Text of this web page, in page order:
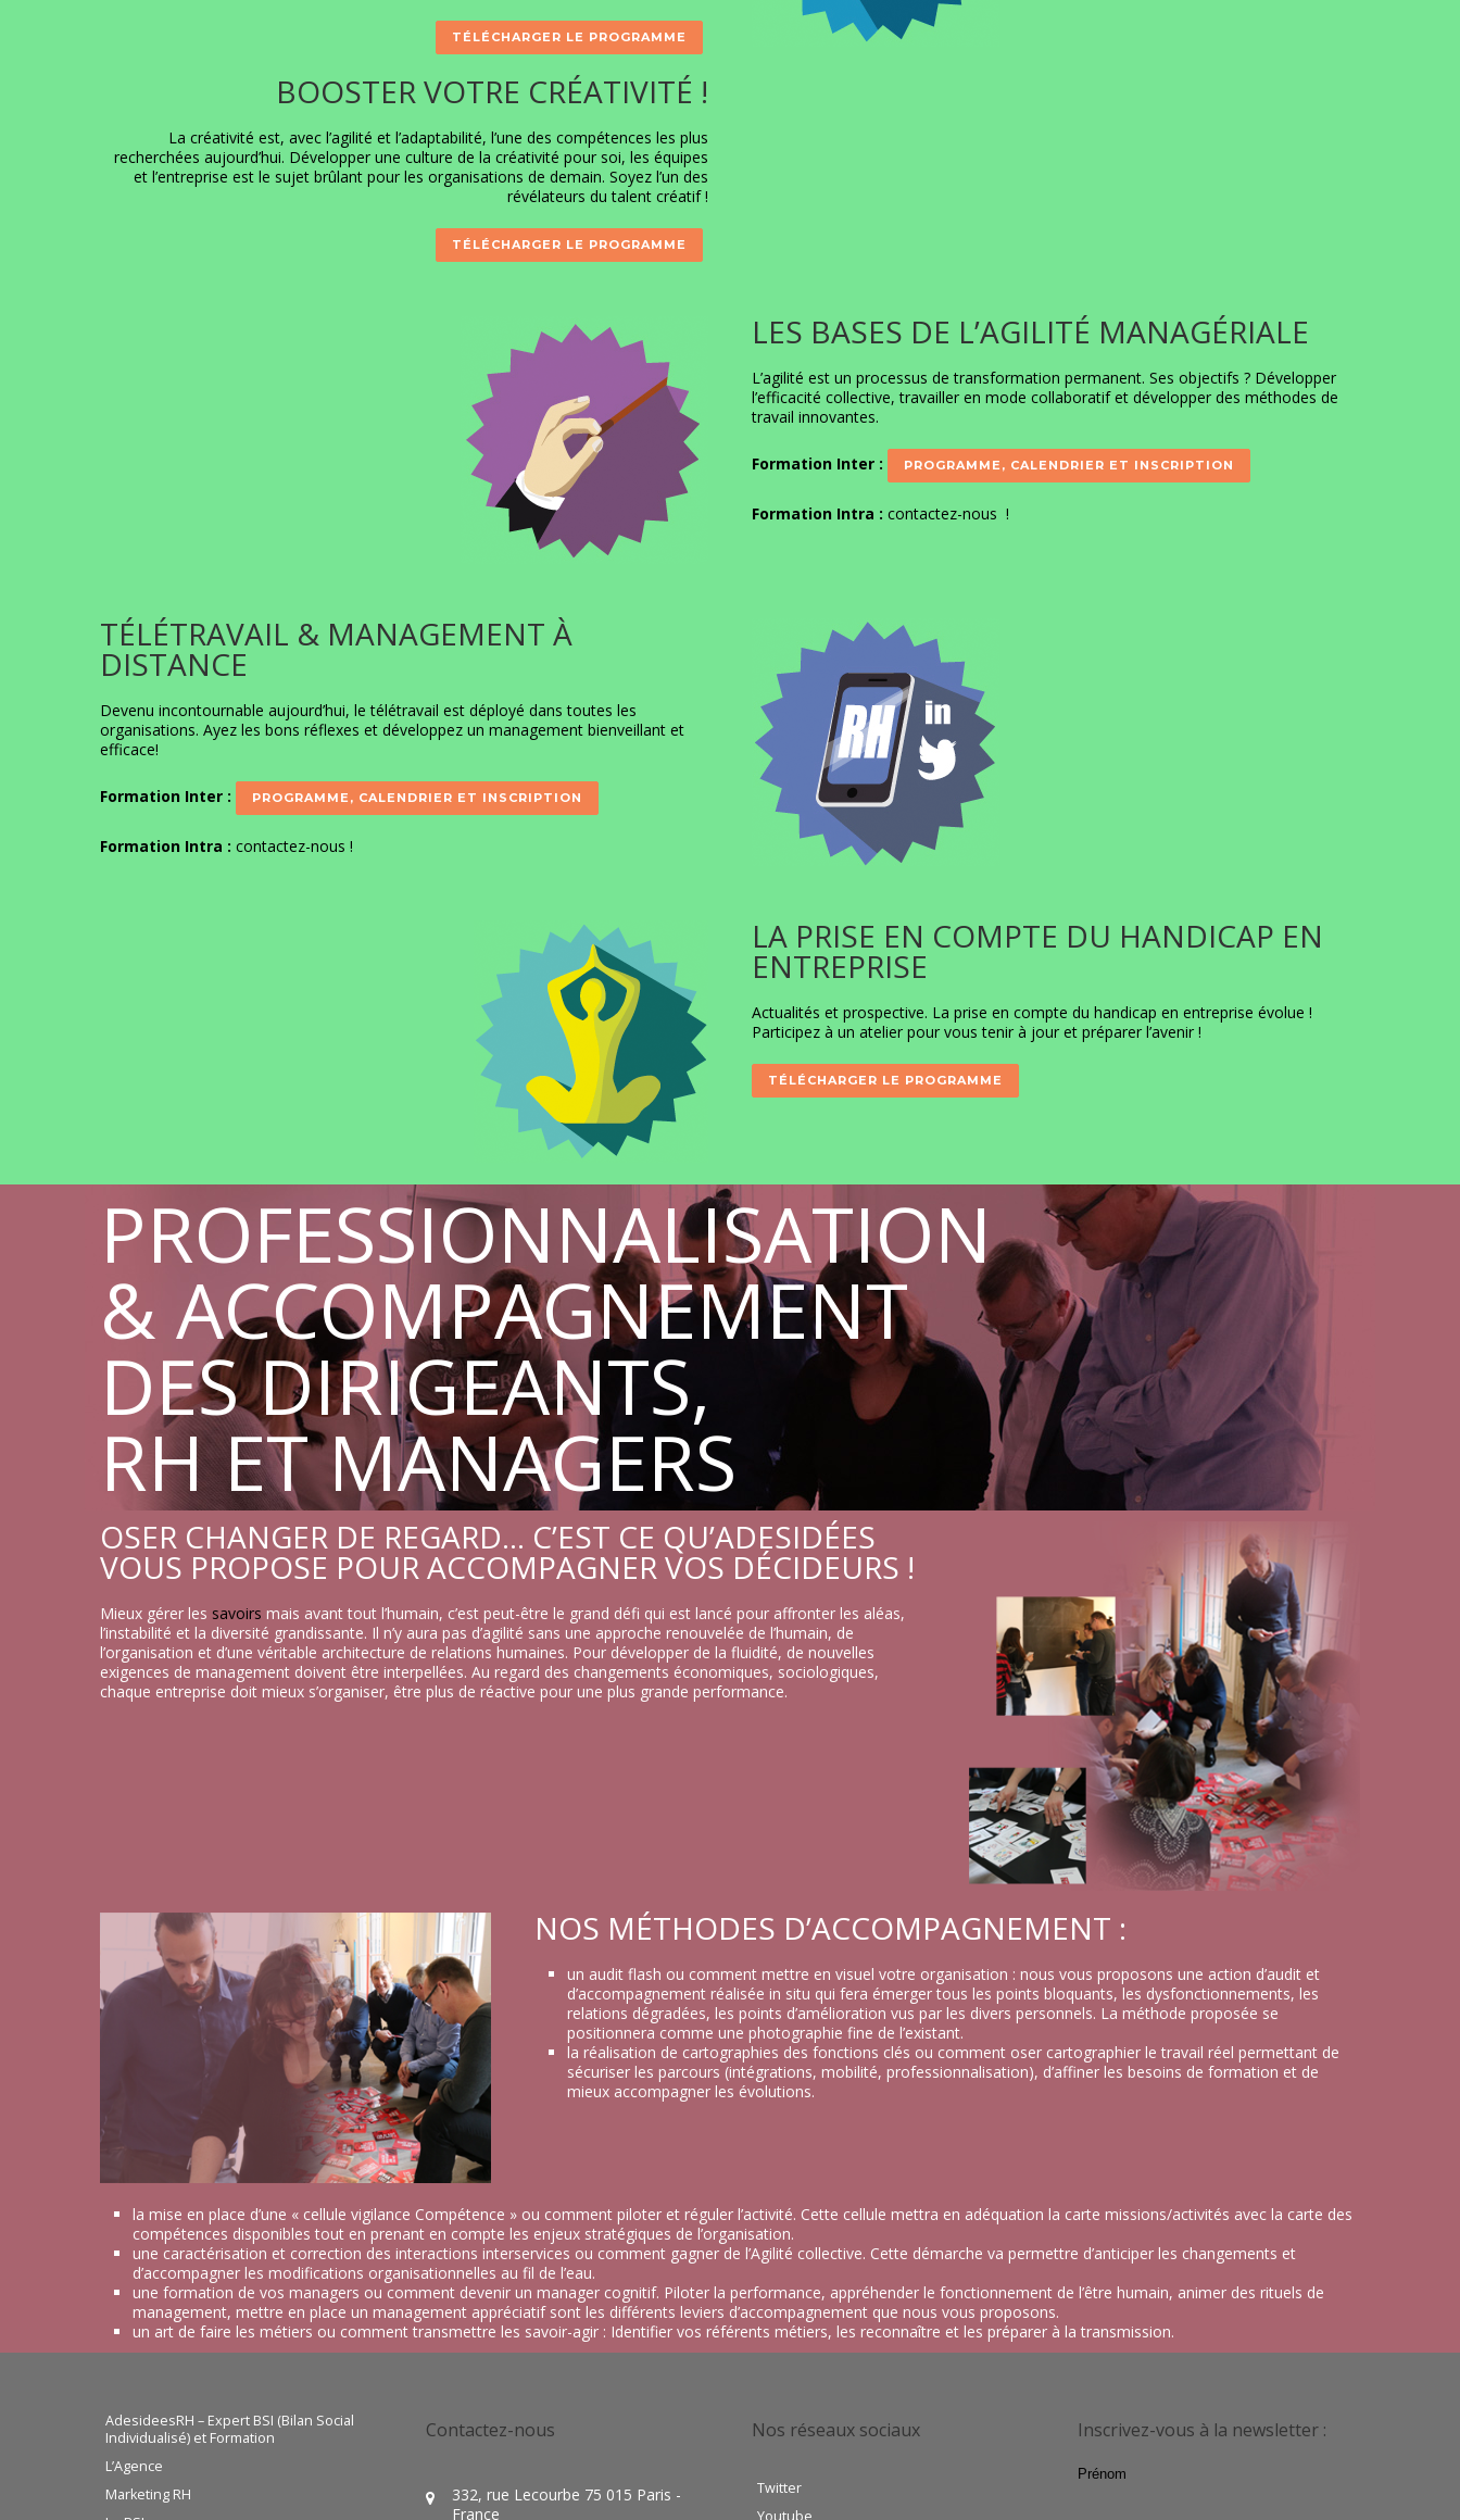
TÉLÉCHARGER LE PROGRAMME
BOOSTER VOTRE CRÉATIVITÉ !
La créativité est, avec l’agilité et l’adaptabilité, l’une des compétences les plus
recherchées aujourd’hui. Développer une culture de la créativité pour soi, les équipes
et l’entreprise est le sujet brûlant pour les organisations de demain. Soyez l’un des
révélateurs du talent créatif !
TÉLÉCHARGER LE PROGRAMME
LES BASES DE L’AGILITÉ MANAGÉRIALE
L’agilité est un processus de transformation permanent. Ses objectifs ? Développer
l’efficacité collective, travailler en mode collaboratif et développer des méthodes de
travail innovantes.
Formation Inter : PROGRAMME, CALENDRIER ET INSCRIPTION
Formation Intra : contactez-nous !
TÉLÉTRAVAIL & MANAGEMENT À
DISTANCE
Devenu incontournable aujourd’hui, le télétravail est déployé dans toutes les
organisations. Ayez les bons réflexes et développez un management bienveillant et
efficace!
Formation Inter : PROGRAMME, CALENDRIER ET INSCRIPTION
Formation Intra : contactez-nous !
LA PRISE EN COMPTE DU HANDICAP EN
ENTREPRISE
Actualités et prospective. La prise en compte du handicap en entreprise évolue !
Participez à un atelier pour vous tenir à jour et préparer l’avenir !
TÉLÉCHARGER LE PROGRAMME
PROFESSIONNALISATION
& ACCOMPAGNEMENT
DES DIRIGEANTS,
RH ET MANAGERS
OSER CHANGER DE REGARD… C’EST CE QU’ADESIDÉES
VOUS PROPOSE POUR ACCOMPAGNER VOS DÉCIDEURS !
Mieux gérer les savoirs mais avant tout l’humain, c’est peut-être le grand défi qui est lancé pour affronter les aléas,
l’instabilité et la diversité grandissante. Il n’y aura pas d’agilité sans une approche renouvelée de l’humain, de
l’organisation et d’une véritable architecture de relations humaines. Pour développer de la fluidité, de nouvelles
exigences de management doivent être interpellées. Au regard des changements économiques, sociologiques,
chaque entreprise doit mieux s’organiser, être plus de réactive pour une plus grande performance.
NOS MÉTHODES D’ACCOMPAGNEMENT :
un audit flash ou comment mettre en visuel votre organisation : nous vous proposons une action d’audit et
d’accompagnement réalisée in situ qui fera émerger tous les points bloquants, les dysfonctionnements, les
relations dégradées, les points d’amélioration vus par les divers personnels. La méthode proposée se
positionnera comme une photographie fine de l’existant.
la réalisation de cartographies des fonctions clés ou comment oser cartographier le travail réel permettant de
sécuriser les parcours (intégrations, mobilité, professionnalisation), d’affiner les besoins de formation et de
mieux accompagner les évolutions.
la mise en place d’une « cellule vigilance Compétence » ou comment piloter et réguler l’activité. Cette cellule mettra en adéquation la carte missions/activités avec la carte des
compétences disponibles tout en prenant en compte les enjeux stratégiques de l’organisation.
une caractérisation et correction des interactions interservices ou comment gagner de l’Agilité collective. Cette démarche va permettre d’anticiper les changements et
d’accompagner les modifications organisationnelles au fil de l’eau.
une formation de vos managers ou comment devenir un manager cognitif. Piloter la performance, appréhender le fonctionnement de l’être humain, animer des rituels de
management, mettre en place un management appréciatif sont les différents leviers d’accompagnement que nous vous proposons.
un art de faire les métiers ou comment transmettre les savoir-agir : Identifier vos référents métiers, les reconnaître et les préparer à la transmission.
AdesideesRH – Expert BSI (Bilan Social
Individualisé) et Formation
L’Agence
Marketing RH
Contactez-nous
332, rue Lecourbe 75 015 Paris -
France
Nos réseaux sociaux
Twitter
Inscrivez-vous à la newsletter :